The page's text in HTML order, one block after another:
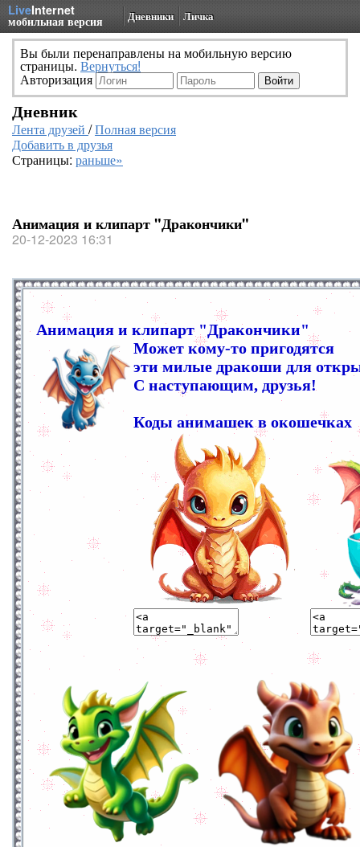
LiveInternet
мобильная версия Дневники Личка
Вы были перенаправлены на мобильную версию
страницы. Вернуться!
Авторизация
Дневник
Лента друзей /Полная версия
Добавить в друзья
Страницы: раньше»
Анимация и клипарт "Дракончики"
20-12-2023 16:31
Анимация и клипарт "Дракончики"
Может кому-то пригодятся
эти милые дракоши для
С наступающим, друзья!
Коды анимашек в окошечках